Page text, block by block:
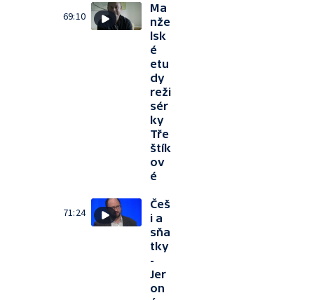
69:10
Ma
nže
lsk
é
etu
dy
reži
sér
ky
Tře
štík
ov
é
71:24
Češ
i a
sňa
tky
-
Jer
on